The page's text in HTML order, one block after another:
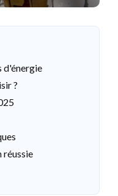
d'énergie
?
réussie